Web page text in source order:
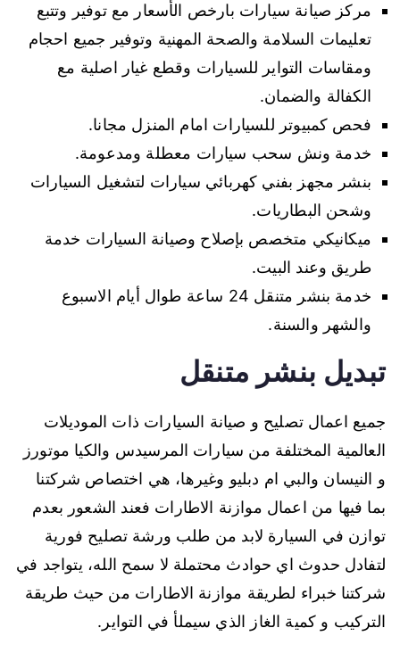
مركز صيانة سيارات بارخص الأسعار مع توفير وتتبع
تعليمات السلامة والصحة المهنية وتوفير جميع احجام
ومقاسات التواير للسيارات وقطع غيار اصلية مع
الكفالة والضمان.
فحص كمبيوتر للسيارات امام المنزل مجانا.
خدمة ونش سحب سيارات معطلة ومدعومة.
بنشر مجهز بفني كهربائي سيارات لتشغيل السيارات
وشحن البطاريات.
ميكانيكي متخصص بإصلاح وصيانة السيارات خدمة
طريق وعند البيت.
خدمة بنشر متنقل 24 ساعة طوال أيام الاسبوع
والشهر والسنة.
تبديل بنشر متنقل
جميع اعمال تصليح و صيانة السيارات ذات الموديلات
العالمية المختلفة من سيارات المرسيدس والكيا موتورز
و النيسان والبي ام دبليو وغيرها، هي اختصاص شركتنا
بما فيها من اعمال موازنة الاطارات فعند الشعور بعدم
توازن في السيارة لابد من طلب ورشة تصليح فورية
لتفادل حدوث اي حوادث محتملة لا سمح الله، يتواجد في
شركتنا خبراء لطريقة موازنة الاطارات من حيث طريقة
التركيب و كمية الغاز الذي سيملأ في التواير.